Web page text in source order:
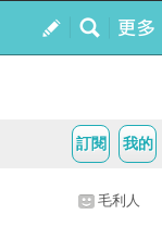
我的
訂閱
毛利人